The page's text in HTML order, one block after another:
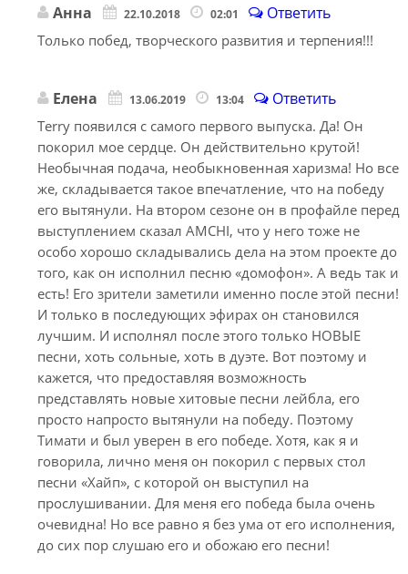
Анна 22.10.2018 02:01 Ответить
Только побед, творческого развития и терпения!!!
Елена 13.06.2019 13:04 Ответить
Terry появился с самого первого выпуска. Да! Он
покорил мое сердце. Он действительно крутой!
Необычная подача, необыкновенная харизма! Но все
же, складывается такое впечатление, что на победу
его вытянули. На втором сезоне он в профайле перед
выступлением сказал AMCHI, что у него тоже не
особо хорошо складывались дела на этом проекте до
того, как он исполнил песню «домофон». А ведь так и
есть! Его зрители заметили именно после этой песни!
И только в последующих эфирах он становился
лучшим. И исполнял после этого только НОВЫЕ
песни, хоть сольные, хоть в дуэте. Вот поэтому и
кажется, что предоставляя возможность
представлять новые хитовые песни лейбла, его
просто напросто вытянули на победу. Поэтому
Тимати и был уверен в его победе. Хотя, как я и
говорила, лично меня он покорил с первых стол
песни «Хайп», с которой он выступил на
прослушивании. Для меня его победа была очень
очевидна! Но все равно я без ума от его исполнения,
до сих пор слушаю его и обожаю его песни!